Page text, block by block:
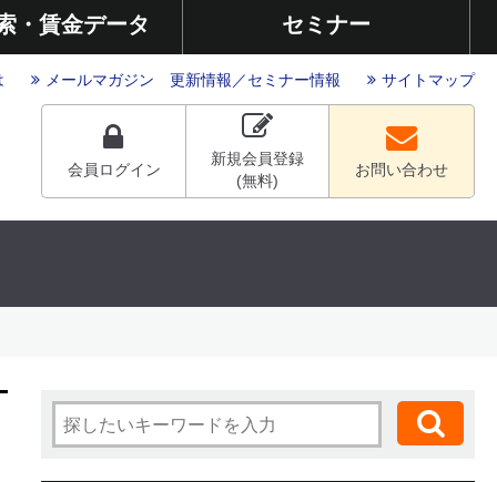
・賃金データ セミナー
メールマガジン 更新情報 ／セミナー情報 サイトマップ
会員ログイン
新規会員登録
(無料)
お問い合わせ